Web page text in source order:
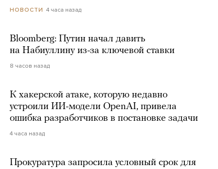
НОВОСТИ 4 часа назад
Bloomberg: Путин начал давить
на Набиуллину из-за ключевой ставки
8 часов назад
К хакерской атаке, которую недавно
устроили ИИ-модели OpenAI, привела
ошибка разработчиков в постановке задачи
4 часа назад
Прокуратура запросила условный срок для